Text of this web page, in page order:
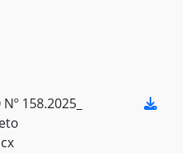
158.2025_